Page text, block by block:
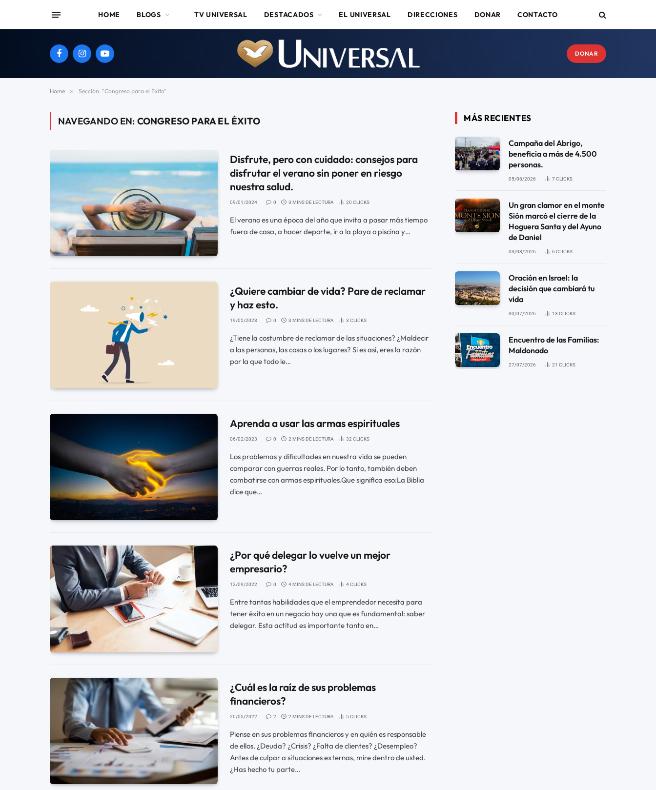
HOME BLOGS TV UNIVERSAL DESTACADOS EL UNIVERSAL DIRECCIONES DONAR CONTACTO
FacebookInstagramYouTube DONAR
Home » Sección: "Congreso para el Éxito"
NAVEGANDO EN: CONGRESO PARA EL ÉXITO
Disfrute, pero con cuidado: consejos para
disfrutar el verano sin poner en riesgo
nuestra salud.
09/01/2024 0 3 MINS DE LECTURA 20CLICKS
El verano es una época del año que invita a pasar más tiempo
fuera de casa, a hacer deporte, ir a la playa o piscina y…
¿Quiere cambiar de vida? Pare de reclamar
y haz esto.
19/05/2023 0 3 MINS DE LECTURA 3CLICKS
¿Tiene la costumbre de reclamar de las situaciones? ¿Maldecir
a las personas, las cosas o los lugares? Si es así, eres la razón
por la que todo le…
Aprenda a usar las armas espirituales
06/02/2023 0 2 MINS DE LECTURA 32CLICKS
Los problemas y dificultades en nuestra vida se pueden
comparar con guerras reales. Por lo tanto, también deben
combatirse con armas espirituales.Que significa eso:La Biblia
dice que…
¿Por qué delegar lo vuelve un mejor
empresario?
12/09/2022 0 4 MINS DE LECTURA 4CLICKS
Entre tantas habilidades que el emprendedor necesita para
tener éxito en un negocio hay una que es fundamental: saber
delegar. Esta actitud es importante tanto en…
¿Cuál es la raíz de sus problemas
financieros?
20/05/2022 2 2 MINS DE LECTURA 5CLICKS
Piense en sus problemas financieros y en quién es responsable
de ellos. ¿Deuda? ¿Crisis? ¿Falta de clientes? ¿Desempleo?
Antes de culpar a situaciones externas, mire dentro de usted.
¿Has hecho tu parte…
MÁS RECIENTES
Campaña del Abrigo,
beneficia a más de 4.500
personas.
05/08/2026 7 CLICKS
Un gran clamor en el monte
Sión marcó el cierre de la
Hoguera Santa y del Ayuno
de Daniel
03/08/2026 6 CLICKS
Oración en Israel: la
decisión que cambiará tu
vida
30/07/2026 13 CLICKS
Encuentro de las Familias:
Maldonado
27/07/2026 21 CLICKS